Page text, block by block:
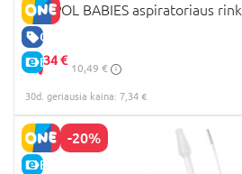
GERA KAINA
E-KAINA
CANPOL BABIES aspiratoriaus
7,34 €
10,49 €
30d. geriausia kaina: 7,34 €
-20%
E-KAINA